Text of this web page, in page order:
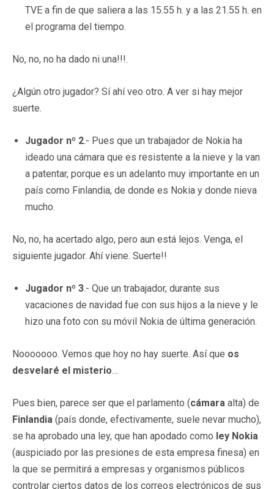
TVE a fin de que saliera a las 15.55 h. y a las 21.55 h. en
el programa del tiempo.
No, no, no ha dado ni una!!!.
¿Algún otro jugador? Sí ahí veo otro. A ver si hay mejor
suerte.
Jugador nº 2.- Pues que un trabajador de Nokia ha
ideado una cámara que es resistente a la nieve y la van
a patentar, porque es un adelanto muy importante en un
país como Finlandia, de donde es Nokia y donde nieva
mucho.
No, no, ha acertado algo, pero aun está lejos. Venga, el
siguiente jugador. Ahí viene. Suerte!!
Jugador nº 3.- Que un trabajador, durante sus
vacaciones de navidad fue con sus hijos a la nieve y le
hizo una foto con su móvil Nokia de última generación.
Nooooooo. Vemos que hoy no hay suerte. Así que os
desvelaré el misterio…
Pues bien, parece ser que el parlamento (cámara alta) de
Finlandia (país donde, efectivamente, suele nevar mucho),
se ha aprobado una ley, que han apodado como ley Nokia
(auspiciado por las presiones de esta empresa finesa) en
la que se permitirá a empresas y organismos públicos
controlar ciertos datos de los correos electrónicos de sus